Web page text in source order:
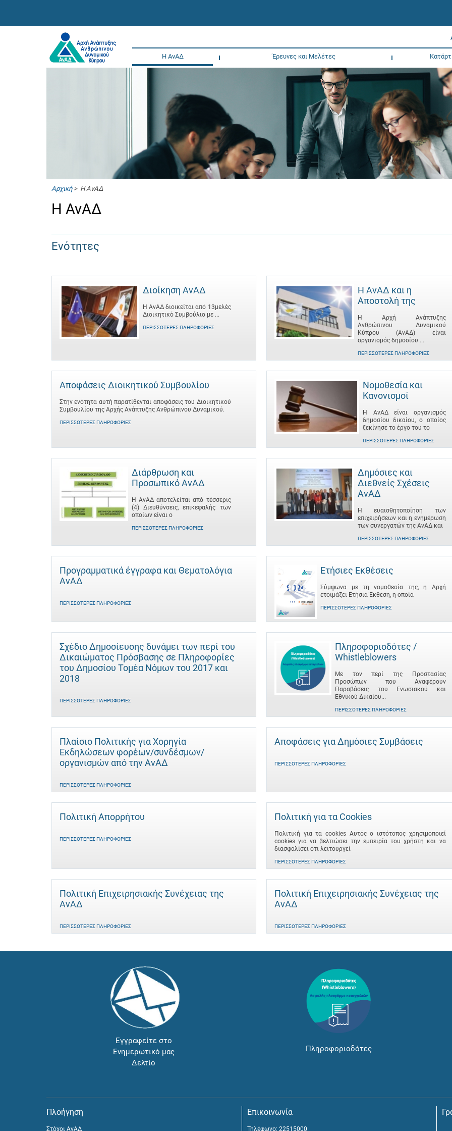
Η ΑνΑΔ Έρευνες και Μελέτες
Αρχική> Η ΑνΑΔ
Η ΑνΑΔ
Ενότητες
Διοίκηση ΑνΑΔ
Η ΑνΑΔ διοικείται από 13μελές
Διοικητικό Συμβούλιο με ...
ΠΕΡΙΣΣΌΤΕΡΕΣ ΠΛΗΡΟΦΟΡΊΕΣ
Η ΑνΑΔ και η
Αποστολή της
Η Αρχή Ανάπτυξης
Ανθρώπινου Δυναμικού
Κύπρου (ΑνΑΔ) είναι
οργανισμός δημοσίου ...
ΠΕΡΙΣΣΌΤΕΡΕΣ ΠΛΗΡΟΦΟΡΊΕΣ
Αποφάσεις Διοικητικού Συμβουλίου
Στην ενότητα αυτή παρατίθενται αποφάσεις του Διοικητικού
Συμβουλίου της Αρχής Ανάπτυξης Ανθρώπινου Δυναμικού.
ΠΕΡΙΣΣΌΤΕΡΕΣ ΠΛΗΡΟΦΟΡΊΕΣ
Νομοθεσία και
Κανονισμοί
Η ΑνΑΔ είναι οργανισμός
δημοσίου δικαίου, ο οποίος
ξεκίνησε το έργο του το
ΠΕΡΙΣΣΌΤΕΡΕΣ ΠΛΗΡΟΦΟΡΊΕΣ
Διάρθρωση και
Προσωπικό ΑνΑΔ
Η ΑνΑΔ αποτελείται από τέσσερις
(4) Διευθύνσεις, επικεφαλής των
οποίων είναι ο
ΠΕΡΙΣΣΌΤΕΡΕΣ ΠΛΗΡΟΦΟΡΊΕΣ
Δημόσιες και
Διεθνείς Σχέσεις
ΑνΑΔ
Η ευαισθητοποίηση των
επιχειρήσεων και η ενημέρωση
των συνεργατών της ΑνΑΔ και
ΠΕΡΙΣΣΌΤΕΡΕΣ ΠΛΗΡΟΦΟΡΊΕΣ
Προγραμματικά έγγραφα και Θεματολόγια
ΑνΑΔ
ΠΕΡΙΣΣΌΤΕΡΕΣ ΠΛΗΡΟΦΟΡΊΕΣ
Ετήσιες Εκθέσεις
Σύμφωνα με τη νομοθεσία της, η Αρχή
ετοιμάζει Ετήσια Έκθεση, η οποία
ΠΕΡΙΣΣΌΤΕΡΕΣ ΠΛΗΡΟΦΟΡΊΕΣ
Σχέδιο Δημοσίευσης δυνάμει των περί του
Δικαιώματος Πρόσβασης σε Πληροφορίες
του Δημοσίου Τομέα Νόμων του 2017 και
2018
ΠΕΡΙΣΣΌΤΕΡΕΣ ΠΛΗΡΟΦΟΡΊΕΣ
Πληροφοριοδότες /
Whistleblowers
Με τον περί της Προστασίας
Προσώπων που Αναφέρουν
Παραβάσεις του Ενωσιακού και
Εθνικού Δικαίου...
ΠΕΡΙΣΣΌΤΕΡΕΣ ΠΛΗΡΟΦΟΡΊΕΣ
Πλαίσιο Πολιτικής για Χορηγία
Εκδηλώσεων φορέων/συνδέσμων/
οργανισμών από την ΑνΑΔ
ΠΕΡΙΣΣΌΤΕΡΕΣ ΠΛΗΡΟΦΟΡΊΕΣ
Αποφάσεις για Δημόσιες Συμβάσεις
ΠΕΡΙΣΣΌΤΕΡΕΣ ΠΛΗΡΟΦΟΡΊΕΣ
Πολιτική Απορρήτου
ΠΕΡΙΣΣΌΤΕΡΕΣ ΠΛΗΡΟΦΟΡΊΕΣ
Πολιτική για τα Cookies
Πολιτική για τα cookies Αυτός ο ιστότοπος χρησιμοποιεί
cookies για να βελτιώσει την εμπειρία του χρήστη και να
διασφαλίσει ότι λειτουργεί
ΠΕΡΙΣΣΌΤΕΡΕΣ ΠΛΗΡΟΦΟΡΊΕΣ
Πολιτική Επιχειρησιακής Συνέχειας της
ΑνΑΔ
ΠΕΡΙΣΣΌΤΕΡΕΣ ΠΛΗΡΟΦΟΡΊΕΣ
Πολιτική Επιχειρησιακής Συνέχειας της
ΑνΑΔ
ΠΕΡΙΣΣΌΤΕΡΕΣ ΠΛΗΡΟΦΟΡΊΕΣ
Εγγραφείτε στο
Ενημερωτικό μας
Δελτίο
Πληροφοριοδότες
Πλοήγηση
Στόχοι ΑνΑΔ
Επικοινωνία
Τηλέφωνο: 22515000